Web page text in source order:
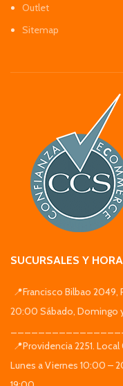
Outlet
Sitemap
SUCURSALES Y
📍Francisco Bilbao
20:00 Sábado, Domingo
📍Providencia 2251.
Lunes a Viernes 10:00 –